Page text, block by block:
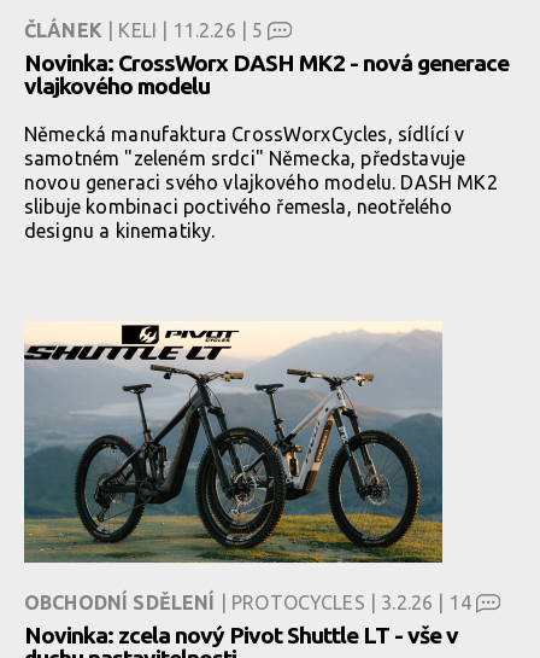
ČLÁNEK | KELI | 11.2.26 | 5
Novinka: CrossWorx DASH MK2 - nová generace
vlajkového modelu
Německá manufaktura CrossWorxCycles, sídlící v
samotném "zeleném srdci" Německa, představuje
novou generaci svého vlajkového modelu. DASH MK2
slibuje kombinaci poctivého řemesla, neotřelého
designu a kinematiky.
OBCHODNÍ SDĚLENÍ | PROTOCYCLES | 3.2.26 | 14
Novinka: zcela nový Pivot Shuttle LT - vše v